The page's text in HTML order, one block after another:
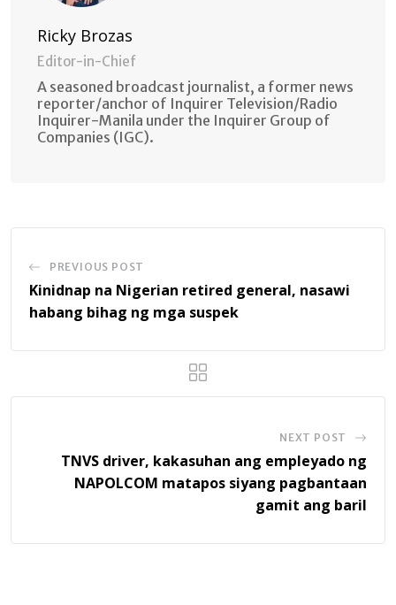
Ricky Brozas
Editor-in-Chief
A seasoned broadcast journalist, a former news
reporter/anchor of Inquirer Television/Radio
Inquirer-Manila under the Inquirer Group of
Companies (IGC).
PREVIOUS POST
Kinidnap na Nigerian retired general, nasawi
habang bihag ng mga suspek
NEXT POST
TNVS driver, kakasuhan ang empleyado ng
NAPOLCOM matapos siyang pagbantaan
gamit ang baril